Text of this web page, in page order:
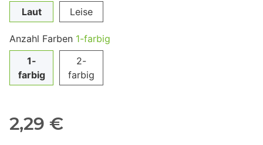
Laut
Leise
Anzahl Farben 1-farbig
1-
farbig
2-
farbig
2,29 €